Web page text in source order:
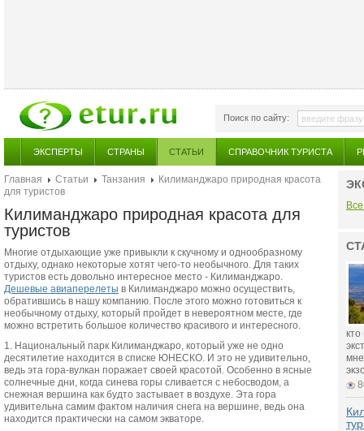
Поиск по сайту:
ЭКСПЕРТЫ СТРАНЫ СТАТЬИ СПРАВОЧНИК ТУРИСТА
Главная Статьи Танзания
Килиманджаро природная красота
для туристов
Килиманджаро природная красота для
туристов
Многие отдыхающие уже привыкли к скучному и однообразному
отдыху, однако некоторые хотят чего-то необычного. Для таких
туристов есть довольно интересное место - Килиманджаро.
Дешевые авиаперелеты в Килиманджаро можно осуществить,
обратившись в нашу компанию. После этого можно готовиться к
необычному отдыху, который пройдет в невероятном месте, где
можно встретить большое количество красивого и интересного.
1. Национальный парк Килиманджаро, который уже не одно
десятилетие находится в списке ЮНЕСКО. И это не удивительно,
ведь эта гора-вулкан поражает своей красотой. Особенно в ясные
солнечные дни, когда синева горы сливается с небосводом, а
снежная вершина как будто застывает в воздухе. Эта гора
удивительна самим фактом наличия снега на вершине, ведь она
находится практически на самом экваторе.